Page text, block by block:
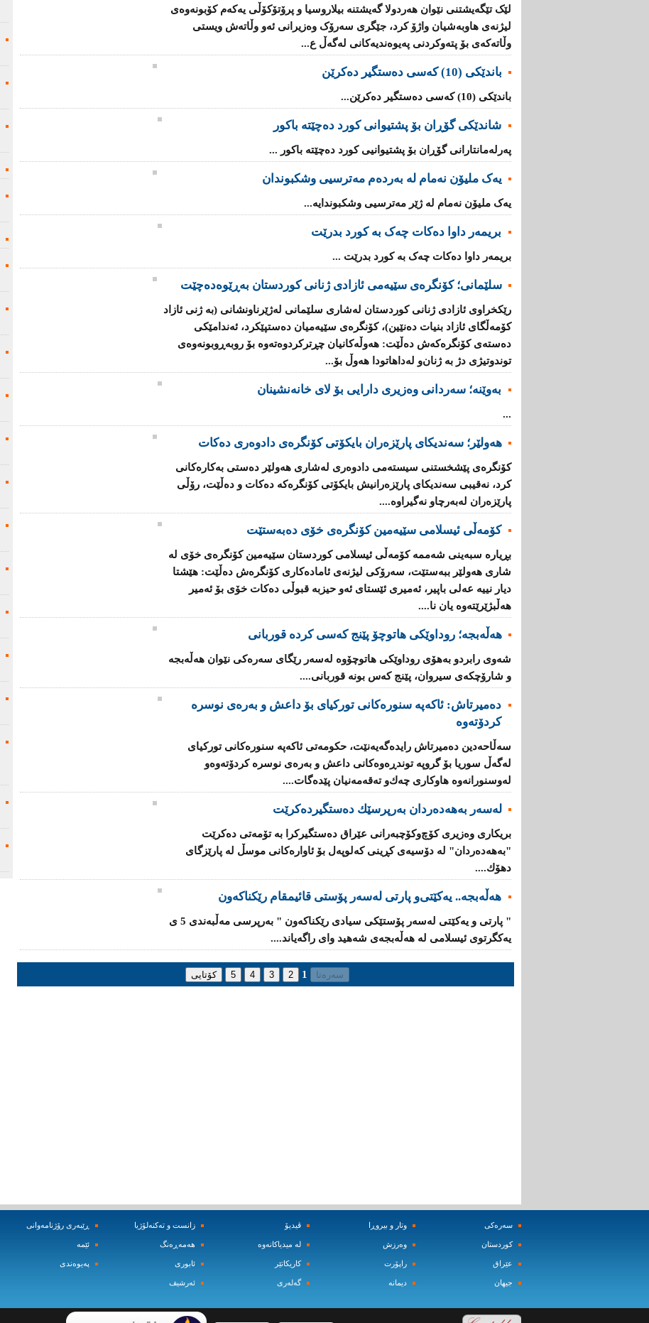
لێک تێگەیشتنى نێوان هەردولا گەیشتنە بیلاروسیا و پرۆتۆکۆڵی یەکەم کۆبونەوەی
لیژنەی هاوبەشیان واژۆ کرد، جێگرى سەرۆک وەزیرانى ئەو وڵاتەش ویستى
وڵاتەکەى بۆ پتەوکردنى پەیوەندیەکانى لەگەڵ ع...
باندێکی (10) کەسى دەستگیر دەکرێن
باندێکی (10) کەسى دەستگیر دەکرێن...
شاندێکى گۆڕان بۆ پشتیوانی کورد دەچێتە باکور
پەرلەمانتارانی گۆڕان بۆ پشتیوانیی کورد دەچێتە باکور ...
یەک ملیۆن نەمام لە بەردەم مەترسیی وشکبوندان
یەک ملیۆن نەمام لە ژێر مەترسیی وشکبوندایە...
بریمه‌ر داوا دەکات چەک بە کورد بدرێت
بریمه‌ر داوا دەکات چەک بە کورد بدرێت ...
سلێمانی؛ كۆنگرەی سێیەمی ئازادی ژنانی كوردستان بەڕێوەدەچێت
رێكخراوی ئازادی ژنانی كوردستان لەشاری سلێمانی لەژێرناونشانی (بە ژنی ئازاد
كۆمەڵگای ئازاد بنیات دەنێین)، كۆنگرەی سێیەمیان دەستپێكرد، ئەندامێكی
دەستەی كۆنگرەكەش دەڵێت: هەوڵەكانیان چڕتركردوەتەوە بۆ روبەڕوبونەوەی
توندوتیژی دژ بە ژنان‌و لەداهاتودا هەوڵ بۆ...
بەوێنە؛ سەردانی وەزیری دارایی بۆ لای خانەنشینان
...
هەولێر؛ سەندیكای پارێزەران بایكۆتی كۆنگرەی دادوەری دەكات
كۆنگرەی پێشخستنی سیستەمی دادوەری لەشاری هەولێر دەستی بەكارەكانی
كرد، نەقیبی سەندیكای پارێزەرانیش بایكۆتی كۆنگرەكە دەكات و دەڵێت، رۆڵی
پارێزەران لەبەرچاو نەگیراوە....
كۆمەڵی ئیسلامی سێیەمین كۆنگرەی خۆی دەبەستێت
بڕیارە سبەینی شەممە كۆمەڵی ئیسلامی كوردستان سێیەمین كۆنگرەی خۆی لە
شاری هەولێر ببەستێت، سەرۆكی لیژنەی ئامادەكاری كۆنگرەش دەڵێت: هێشتا
دیار نییە عەلی باپیر، ئەمیری ئێستای ئەو حیزبە قبوڵی دەكات خۆی بۆ ئەمیر
هەڵبژێرێتەوە یان نا....
هەڵەبجە؛ روداوێکی هاتوچۆ پێنج کەسی کردە قوربانی
شەوی رابردو بەهۆی روداوێکی هاتوچۆوە لەسەر رێگای سەرەکی نێوان هەڵەبجە
و شارۆچکەی سیروان، پێنج کەس بونە قوربانی....
دەمیرتاش: ئاكەپە سنورەكانی توركیای بۆ داعش و بەرەی نوسرە
كردۆتەوە
سەڵاحەدین دەمیرتاش رایدەگەیەنێت، حكومەتی ئاكەپە سنورەكانی توركیای
لەگەڵ سوریا بۆ گروپە توندڕەوەكانی داعش و بەرەی نوسرە كردۆتەوەو
لە‌وسنورانەوە هاوكاری چەك‌و تەقەمەنیان پێدەگات....
لەسەر بەهەدەردان بەرپرسێك دەستگیردەكرێت
بریكاری‌ وەزیری‌ كۆچ‌وكۆچبەرانی‌ عێراق دەستگیركرا بە تۆمەتی دەكرێت
"بەهەدەردان" لە دۆسیەی‌ كڕینی‌ كەلوپەل بۆ ئاوارەكانی‌ موسڵ لە پارێزگای‌
دهۆك....
هەڵەبجە.. یەكێتی‌‌و پارتی‌ لەسەر پۆستی‌ قائیمقام رێكناكەون
" پارتی‌ و یەكێتی‌ لەسەر پۆستێكی‌ سیادی‌ رێكناكەون " بەرپرسی‌ مەڵبەندی‌ 5 ی‌
یەكگرتوی‌ ئیسلامی لە هەڵەبجەی شەهید وای راگەیاند....
1
سه‌ره‌کی
کوردستان
عێراق
جیهان
وتار و بیروڕا
وه‌رزش‌
راپۆرت
دیمانه‌
ڤیدیۆ
له‌ میدیاکانه‌وه‌
کاریکاتێر
گه‌له‌ری
زانست و ته‌کنه‌لۆژیا
هه‌مه‌ڕه‌نگ
ئابوری
ئه‌رشیف
ڕێبه‌ری رۆژنامه‌وانی
ئێمه‌
په‌یوه‌ندی